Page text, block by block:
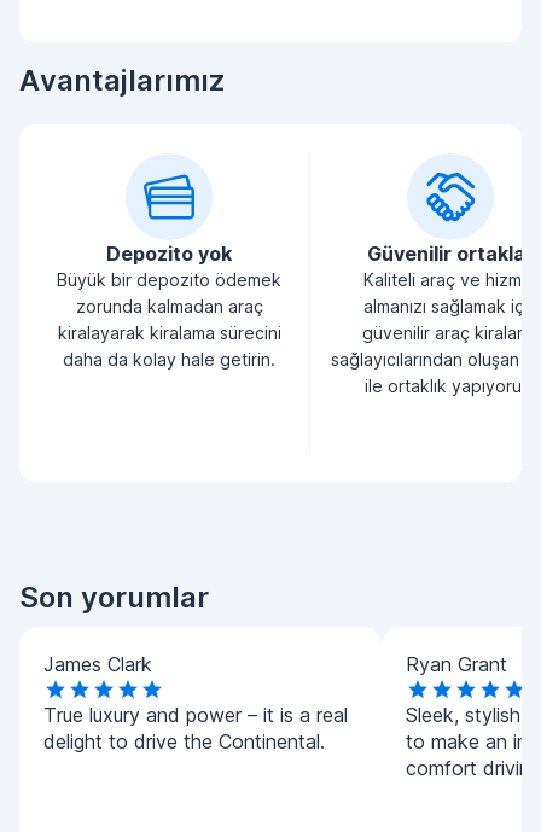
Avantajlarımız
Depozito yok
Büyük bir depozito ödemek
zorunda kalmadan araç
kiralayarak kiralama sürecini
daha da kolay hale getirin.
Güvenilir ortaklar
Kaliteli araç ve hizmet
almanızı sağlamak için
güvenilir araç kiralama
sağlayıcılarından oluşan
ile ortaklık yapıyoruz.
Son yorumlar
James Clark
True luxury and power – it is a real
delight to drive the Continental.
Ryan Grant
Sleek, stylish,
to make an
comfort